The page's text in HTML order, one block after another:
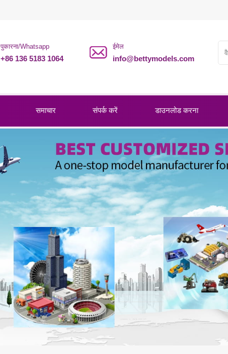
पुकारना/Whatsapp
+86 136 5183 1064
ईमेल
info@bettymodels.com
समाचार संपर्क करें डाउनलोड करना